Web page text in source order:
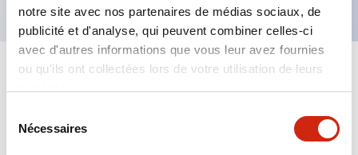
notre site avec nos partenaires de médias sociaux, de
publicité et d'analyse, qui peuvent combiner celles-ci
avec d'autres informations que vous leur avez fournies
ou qu'ils ont collectées lors de votre utilisation de leurs
Nécessaires
Spécifications